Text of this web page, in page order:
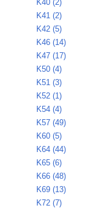
K40 (2)
K41 (2)
K42 (5)
K46 (14)
K47 (17)
K50 (4)
K51 (3)
K52 (1)
K54 (4)
K57 (49)
K60 (5)
K64 (44)
K65 (6)
K66 (48)
K69 (13)
K72 (7)